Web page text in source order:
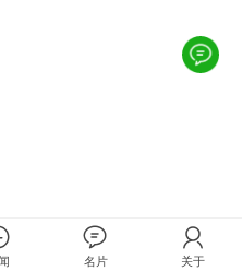
名片 关于